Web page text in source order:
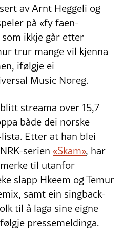
av Arnt Heggeli og
på «fy faen-
ikkje går etter
trur mange vil kjenna
ifølgje ei
Music Noreg.
streama over 15,7
både dei norske
Etter at han blei
serien «Skam», har
til utanfor
slapp Hkeem og Temur
samt ein singback-
til å laga sine eigne
pressemeldinga.